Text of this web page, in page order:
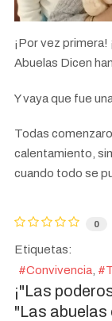
¡Por vez primera!
Abuelas Dicen
Y vaya que fue
Todas
calentamiento,
cuando todo se
0
Etiquetas:
Convivencia
¡"Las
"Las abuelas